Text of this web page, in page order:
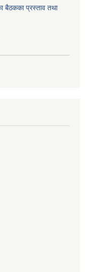
बैठकका प्रस्ताव तथा